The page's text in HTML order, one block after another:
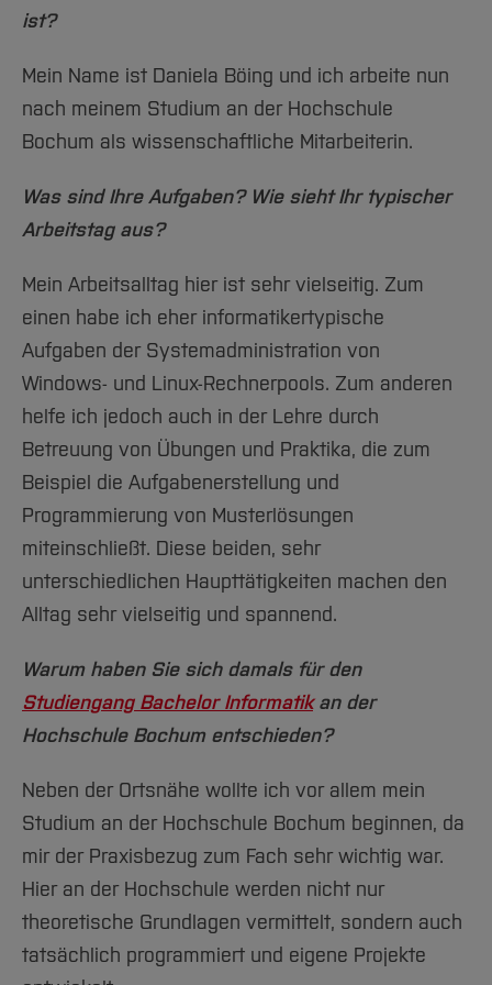
Team
Forschung und Entwicklung
Team
Service
BO Shop
Diskriminierungsfreie Hochschule
International Office
Medienzentrum
Zentrale Studienberatung
ist?
Mein Name ist Daniela Böing und ich arbeite nun
nach meinem Studium an der Hochschule
Bochum als wissenschaftliche Mitarbeiterin.
Was sind Ihre Aufgaben? Wie sieht Ihr typischer
Arbeitstag aus?
Mein Arbeitsalltag hier ist sehr vielseitig. Zum
einen habe ich eher informatikertypische
Aufgaben der Systemadministration von
Windows- und Linux-Rechnerpools. Zum anderen
helfe ich jedoch auch in der Lehre durch
Betreuung von Übungen und Praktika, die zum
Beispiel die Aufgabenerstellung und
Programmierung von Musterlösungen
miteinschließt. Diese beiden, sehr
unterschiedlichen Haupttätigkeiten machen den
Alltag sehr vielseitig und spannend.
Warum haben Sie sich damals für den
Studiengang Bachelor Informatikan der
Hochschule Bochum entschieden?
Neben der Ortsnähe wollte ich vor allem mein
Studium an der Hochschule Bochum beginnen, da
mir der Praxisbezug zum Fach sehr wichtig war.
Hier an der Hochschule werden nicht nur
theoretische Grundlagen vermittelt, sondern auch
tatsächlich programmiert und eigene Projekte